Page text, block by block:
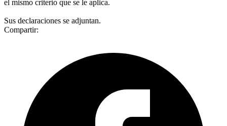
el mismo criterio que se le aplica.
Sus declaraciones se adjuntan.
Compartir: